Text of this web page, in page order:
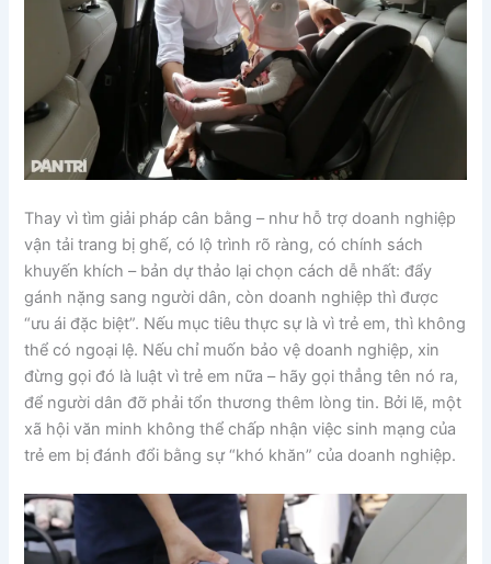
Thay vì tìm giải pháp cân bằng – như hỗ trợ doanh nghiệp
vận tải trang bị ghế, có lộ trình rõ ràng, có chính sách
khuyến khích – bản dự thảo lại chọn cách dễ nhất: đẩy
gánh nặng sang người dân, còn doanh nghiệp thì được
“ưu ái đặc biệt”. Nếu mục tiêu thực sự là vì trẻ em, thì không
thể có ngoại lệ. Nếu chỉ muốn bảo vệ doanh nghiệp, xin
đừng gọi đó là luật vì trẻ em nữa – hãy gọi thẳng tên nó ra,
để người dân đỡ phải tổn thương thêm lòng tin. Bởi lẽ, một
xã hội văn minh không thể chấp nhận việc sinh mạng của
trẻ em bị đánh đổi bằng sự “khó khăn” của doanh nghiệp.